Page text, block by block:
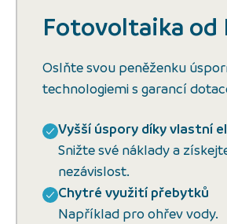
Fotovoltaika od
Oslňte svou peněženku
technologiemi s garancí
Vyšší úspory díky vlastní
Snižte své náklady a
nezávislost.
Chytré využití přebytků
Například pro ohřev vody.